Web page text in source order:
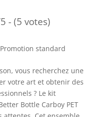
- (5 votes)
vous recherchez une
votre art et obtenir des
? Le kit
Bottle Carboy PET